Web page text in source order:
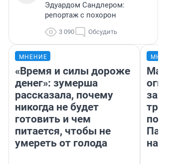
Эдуардом Сандлером:
репортаж с похорон
3 090 Обсудить
МНЕНИЕ
«Время и силы дороже
денег»: зумерша
рассказала, почему
никогда не будет
готовить и чем
питается, чтобы не
умереть от голода
Мало,
нас